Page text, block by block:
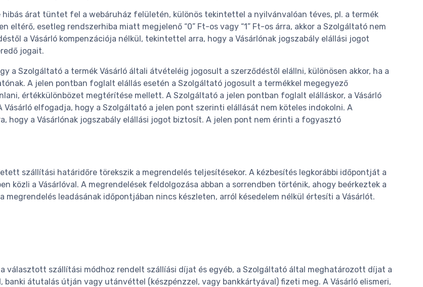
árat tüntet fel a webáruház felületén, különös tekintettel a nyilvánvalóan téves, pl. a termék
esetleg rendszerhiba miatt megjelenő “0” Ft-os vagy “1” Ft-os árra, akkor a Szolgáltató nem
a Vásárló kompenzációja nélkül, tekintettel arra, hogy a Vásárlónak jogszabály elállási jogot
jogait.
a Szolgáltató a termék Vásárló általi átvételéig jogosult a szerződéstől elállni, különösen akkor, ha a
A jelen pontban foglalt elállás esetén a Szolgáltató jogosult a termékkel megegyező
értékkülönbözet megtérítése mellett. A Szolgáltató a jelen pontban foglalt elálláskor, a Vásárló
elfogadja, hogy a Szolgáltató a jelen pont szerinti elállását nem köteles indokolni. A
hogy a Vásárlónak jogszabály elállási jogot biztosít. A jelen pont nem érinti a fogyasztó
szállítási határidőre törekszik a megrendelés teljesítésekor. A kézbesítés legkorábbi időpontját a
közli a Vásárlóval. A megrendelések feldolgozása abban a sorrendben történik, ahogy beérkeztek a
leadásának időpontjában nincs készleten, arról késedelem nélkül értesíti a Vásárlót.
választott szállítási módhoz rendelt szállíási díjat és egyéb, a Szolgáltató által meghatározott díjat a
átutalás útján vagy utánvéttel (készpénzzel, vagy bankkártyával) fizeti meg. A Vásárló elismeri,